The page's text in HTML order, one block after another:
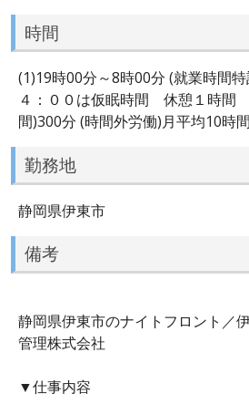
時間
(1)19時00分～8時00分 (就業時間
４：００は仮眠時間 休憩１時間
間)300分 (時間外労働)月平均10時間
勤務地
静岡県伊東市
備考
静岡県伊東市のナイトフロント／
管理株式会社
▼仕事内容